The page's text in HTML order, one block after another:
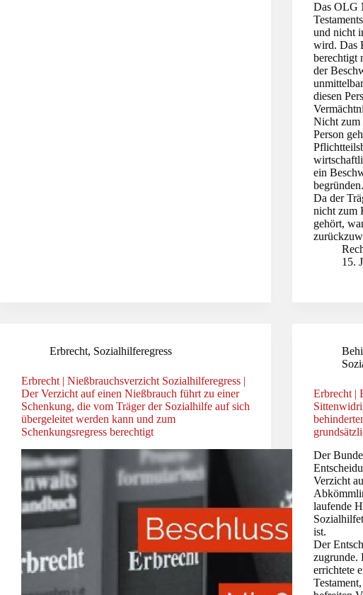
Das OLG
und nicht
wird. Das
berechtigt
der
diesen
Nicht zum
Person
ein
begründen.
Da der
nicht zum
gehört,
15.
Erbrecht, Sozialhilferegress
Erbrecht | Nießbrauchsverzicht Sozialhilferegress |
Der Verzicht auf einen Nießbrauch führt zu einer
Schenkung, die vom Träger der Sozialhilfe auf sich
übergeleitet werden kann und zum
Schenkungsregress berechtigt
Erbrecht |
Der
Verzicht
laufende
ist.
Der
zugrunde.
errichtete